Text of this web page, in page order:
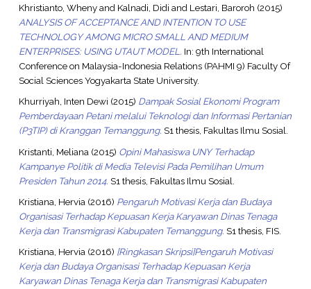
Khristianto, Whenyand Kalnadi, Didi and Lestari, Baroroh (2015)
ANALYSIS OF ACCEPTANCE AND INTENTION TO USE
TECHNOLOGY AMONG MICRO SMALL AND MEDIUM
ENTERPRISES: USING UTAUT MODEL. In: 9th International
Conference on Malaysia-Indonesia Relations (PAHMI 9) Faculty Of
Social Sciences Yogyakarta State University.
Khurriyah, Inten Dewi (2015) Dampak Sosial Ekonomi Program
Pemberdayaan Petani melalui Teknologi dan Informasi Pertanian
(P3TIP) di Kranggan Temanggung. S1 thesis, Fakultas Ilmu Sosial.
Kristanti, Meliana (2015) Opini Mahasiswa UNY Terhadap
Kampanye Politik di Media Televisi Pada Pemilihan Umum
Presiden Tahun 2014. S1 thesis, Fakultas Ilmu Sosial.
Kristiana, Hervia (2016) Pengaruh Motivasi Kerja dan Budaya
Organisasi Terhadap Kepuasan Kerja Karyawan Dinas Tenaga
Kerja dan Transmigrasi Kabupaten Temanggung. S1 thesis, FIS.
Kristiana, Hervia(2016) [Ringkasan Skripsi]Pengaruh Motivasi
Kerja dan Budaya Organisasi Terhadap Kepuasan Kerja
Karyawan Dinas Tenaga Kerja dan Transmigrasi Kabupaten